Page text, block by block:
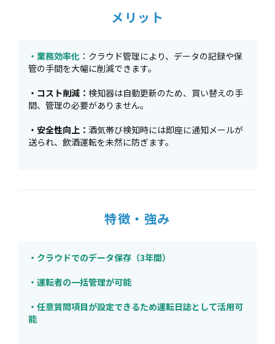
メリット
・業務効率化 ：クラウド管理により、データの記録や保
管の手間を大幅に削減できます。
・コスト削減： 検知器は自動更新のため、買い替えの手
間、管理の必要がありません。
・安全性向上： 酒気帯び検知時には即座に通知メールが
送られ、飲酒運転を未然に防ぎます。
特徴・強み
・クラウドでのデータ保存（3年間）
・運転者の一括管理が可能
・任意質問項目が設定できるため運転日誌として活用可
能